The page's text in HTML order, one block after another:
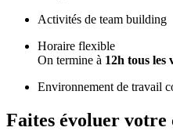
Activités de team building
Horaire flexible
On termine à 12h tous les
Environnement de travail
Faites évoluer votre